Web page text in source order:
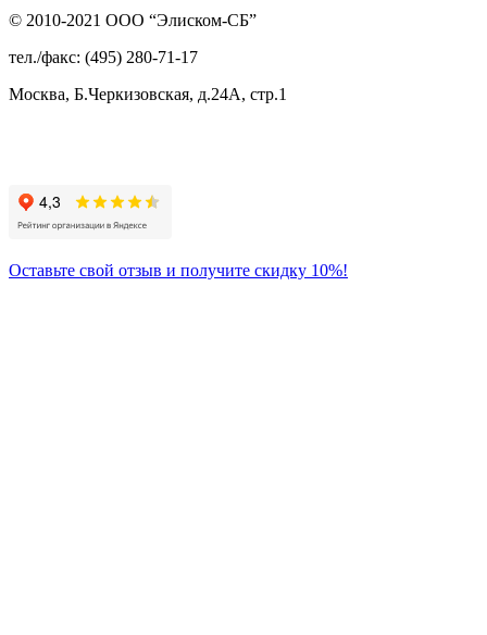
© 2010-2021 ООО “Элиском-СБ”
тел./факс: (495) 280-71-17
Москва, Б.Черкизовская, д.24А, стр.1
Оставьте свой отзыв и получите скидку 10%!